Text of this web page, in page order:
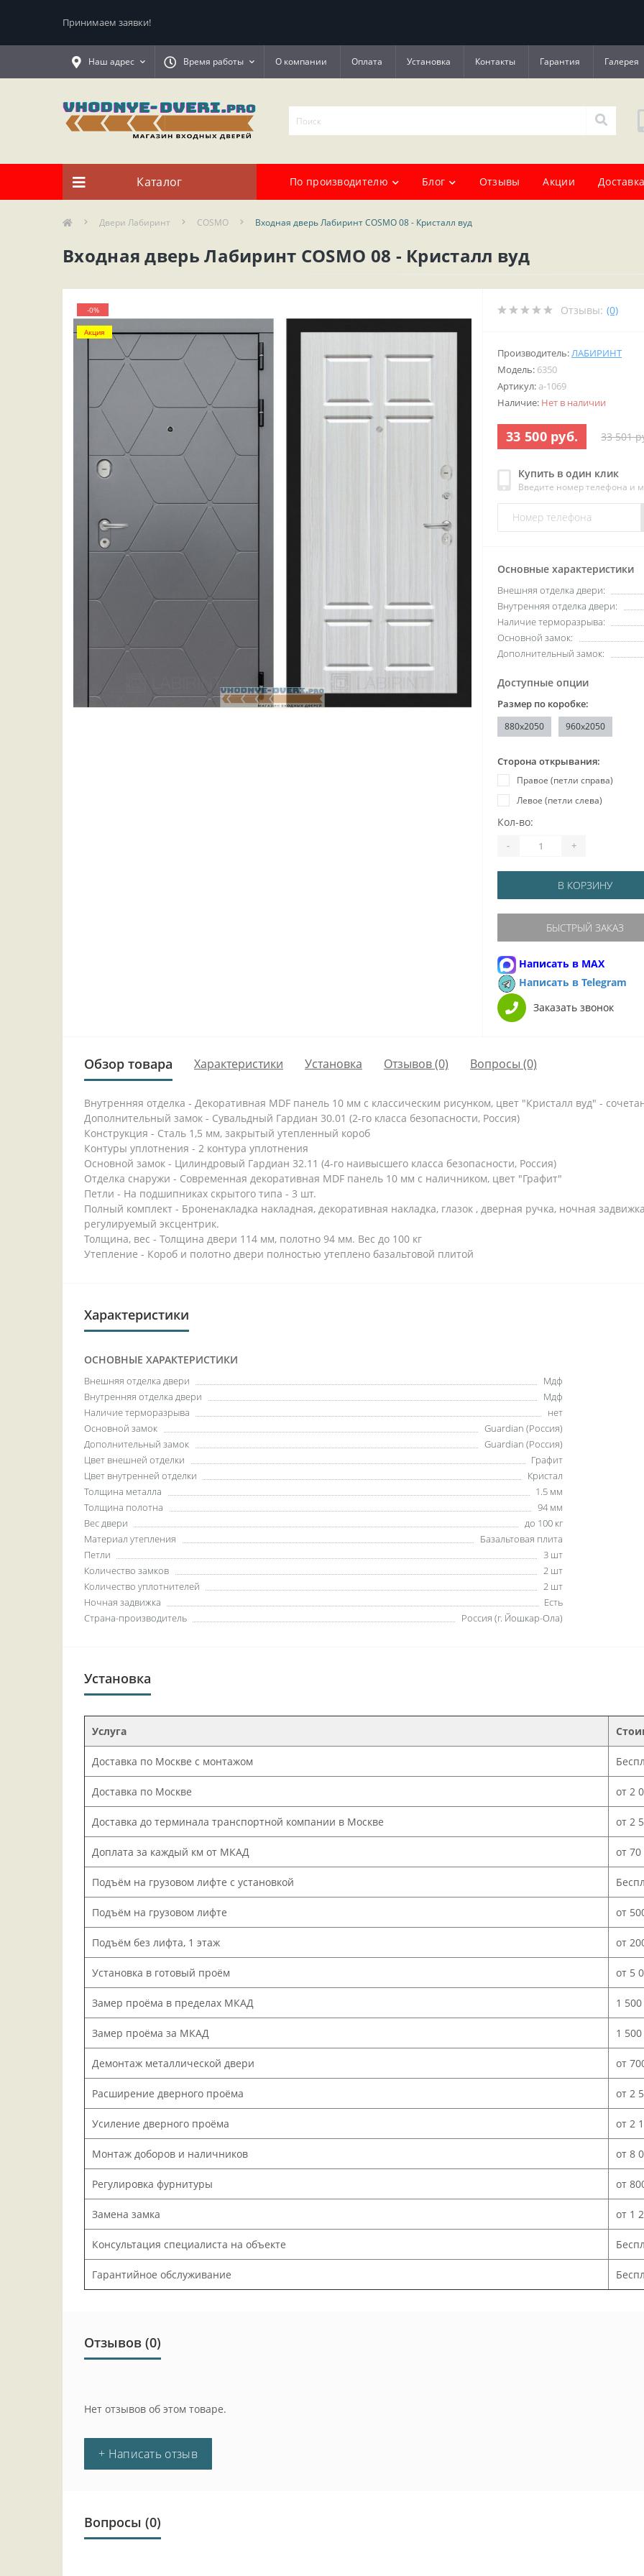
Принимаем заявки!
Наш адрес Время работы О компании Оплата Установка Контакты Гарантия Галерея
Каталог По производителю Блог Отзывы Акции
Двери Лабиринт COSMO Входная дверь Лабиринт COSMO 08 - Кристалл вуд
Входная дверь Лабиринт COSMO 08 - Кристалл вуд
-0%
Акция
Отзывы: (0)
Производитель: ЛАБИРИНТ
Модель: 6350
Артикул: a-1069
Наличие: Нет в наличии
33 500 руб. 33 501
Купить в один клик
Введите номер телефона и
Основные характеристики
Внешняя отделка двери:
Внутренняя отделка двери:
Наличие терморазрыва:
Основной замок:
Дополнительный замок:
Доступные опции
Размер по коробке:
880x2050 960x2050
Сторона открывания:
Правое (петли справа)
Левое (петли слева)
Кол-во:
- +
В КОРЗИНУ
БЫСТРЫЙ ЗАКАЗ
Написать в MAX
Написать в Telegram
Заказать звонок
Обзор товара Характеристики Установка Отзывов (0) Вопросы (0)
Внутренняя отделка - Декоративная MDF панель 10 мм с классическим рисунком, цвет "Кристалл вуд" -
Дополнительный замок - Сувальдный Гардиан 30.01 (2-го класса безопасности, Россия)
Конструкция - Сталь 1,5 мм, закрытый утепленный короб
Контуры уплотнения - 2 контура уплотнения
Основной замок - Цилиндровый Гардиан 32.11 (4-го наивысшего класса безопасности, Россия)
Отделка снаружи - Современная декоративная MDF панель 10 мм с наличником, цвет "Графит"
Петли - На подшипниках скрытого типа - 3 шт.
Полный комплект - Броненакладка накладная, декоративная накладка, глазок , дверная ручка, ночная
регулируемый эксцентрик.
Толщина, вес - Толщина двери 114 мм, полотно 94 мм. Вес до 100 кг
Утепление - Короб и полотно двери полностью утеплено базальтовой плитой
Характеристики
ОСНОВНЫЕ ХАРАКТЕРИСТИКИ
Внешняя отделка двери
Мдф
Внутренняя отделка двери
Мдф
Наличие терморазрыва
нет
Основной замок
Guardian (Россия)
Дополнительный замок
Guardian (Россия)
Цвет внешней отделки
Графит
Цвет внутренней отделки
Кристал
Толщина металла
1.5 мм
Толщина полотна
94 мм
Вес двери
до 100 кг
Материал утепления
Базальтовая плита
Петли
3 шт
Количество замков
2 шт
Количество уплотнителей
2 шт
Ночная задвижка
Есть
Страна-производитель
Россия (г. Йошкар-Ола)
Установка
Услуга
Доставка по Москве с монтажом
Доставка по Москве от 2
Доставка до терминала транспортной компании в Москве от 2
Доплата за каждый км от МКАД от
Подъём на грузовом лифте с установкой
Подъём на грузовом лифте от
Подъём без лифта, 1 этаж от
Установка в готовый проём от 5
Замер проёма в пределах МКАД 1
Замер проёма за МКАД 1
Демонтаж металлической двери от
Расширение дверного проёма от 2
Усиление дверного проёма от 2
Монтаж доборов и наличников от 8
Регулировка фурнитуры от
Замена замка от 1
Консультация специалиста на объекте
Гарантийное обслуживание
Отзывов (0)
Нет отзывов об этом товаре.
+ Написать отзыв
Вопросы (0)